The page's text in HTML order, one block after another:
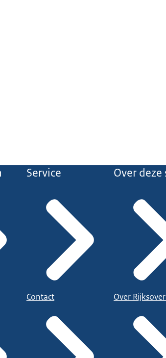
Service
Contact
Over deze
Over